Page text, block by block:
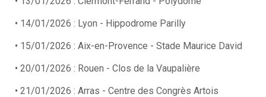
• 14/01/2026 : Lyon - Hippodrome Parilly
• 15/01/2026 : Aix-en-Provence - Stade Maurice David
• 20/01/2026 : Rouen - Clos de la Vaupalière
• 21/01/2026 : Arras - Centre des Congrès Artois